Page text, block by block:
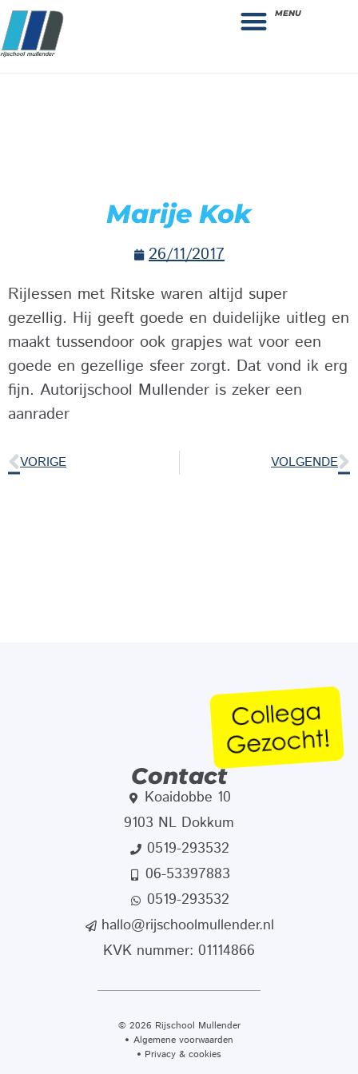
MENU
Marije Kok
26/11/2017
Rijlessen met Ritske waren altijd super
gezellig. Hij geeft goede en duidelijke uitleg en
maakt tussendoor ook grapjes wat voor een
goede en gezellige sfeer zorgt. Dat vond ik erg
fijn. Autorijschool Mullender is zeker een
aanrader
VORIGE VOLGENDE
Contact
Koaidobbe 10
9103 NL Dokkum
0519-293532
06-53397883
0519-293532
hallo@rijschoolmullender.nl
KVK nummer: 01114866
© 2026 Rijschool Mullender
Algemene voorwaarden
Privacy & cookies